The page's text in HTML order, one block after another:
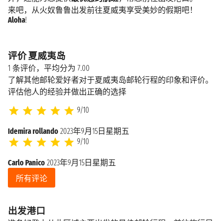
来吧，从火奴鲁鲁出发前往夏威夷享受美妙的假期吧！
Aloha!
评价 夏威夷岛
1 条评价，平均分为 7.00
了解其他邮轮爱好者对于夏威夷岛邮轮行程的印象和评价。
评估他人的经验并做出正确的选择
9/10
Idemira rollando 2023年9月15日星期五
9/10
Carlo Panico 2023年9月15日星期五
所有评论
出发港口